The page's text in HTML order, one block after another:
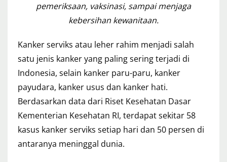
pemeriksaan, vaksinasi, sampai menjaga
kebersihan kewanitaan.
Kanker serviks atau leher rahim menjadi salah
satu jenis kanker yang paling sering terjadi di
Indonesia, selain kanker paru-paru, kanker
payudara, kanker usus dan kanker hati.
Berdasarkan data dari Riset Kesehatan Dasar
Kementerian Kesehatan RI, terdapat sekitar 58
kasus kanker serviks setiap hari dan 50 persen di
antaranya meninggal dunia.